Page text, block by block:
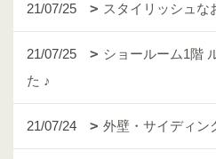
21/07/25 スタイリッシュな
21/07/25
ショールーム1階
た ♪
21/07/24 外壁・サイディン